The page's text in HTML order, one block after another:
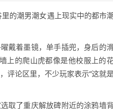
的潮男潮女遇上现实中的都市潮
戴着墨镜，单手插兜，身后的
上的爬山虎都像是他校服上的
评论区里，不少玩家表示“这就
取了重庆解放碑附近的涂鸦墙背